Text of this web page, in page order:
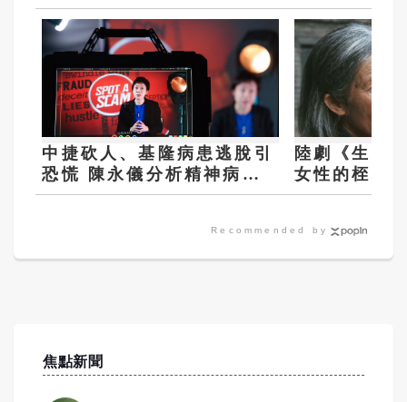
中捷砍人、基隆病患逃脫引
恐慌 陳永儀分析精神病是
否成免罪金牌
陸劇《生萬
女性的桎梏
的不易
Recommended by
焦點新聞